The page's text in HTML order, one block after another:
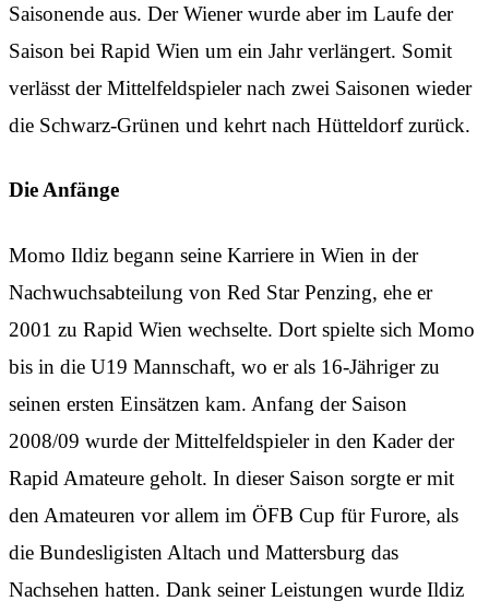
Saisonende aus. Der Wiener wurde aber im Laufe der
Saison bei Rapid Wien um ein Jahr verlängert. Somit
verlässt der Mittelfeldspieler nach zwei Saisonen wieder
die Schwarz-Grünen und kehrt nach Hütteldorf zurück.
Die Anfänge
Momo Ildiz begann seine Karriere in Wien in der
Nachwuchsabteilung von Red Star Penzing, ehe er
2001 zu Rapid Wien wechselte. Dort spielte sich Momo
bis in die U19 Mannschaft, wo er als 16-Jähriger zu
seinen ersten Einsätzen kam. Anfang der Saison
2008/09 wurde der Mittelfeldspieler in den Kader der
Rapid Amateure geholt. In dieser Saison sorgte er mit
den Amateuren vor allem im ÖFB Cup für Furore, als
die Bundesligisten Altach und Mattersburg das
Nachsehen hatten. Dank seiner Leistungen wurde Ildiz